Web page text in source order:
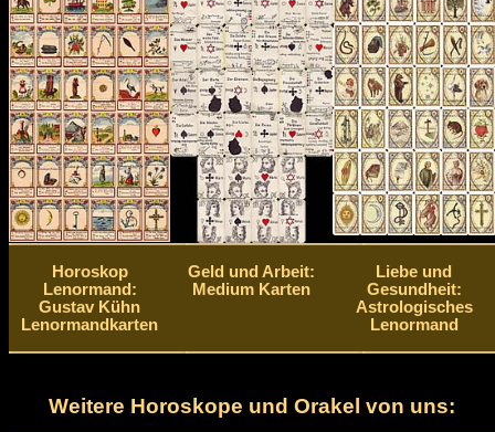
Horoskop
Lenormand:
Gustav Kühn
Lenormandkarten
Geld und Arbeit:
Medium Karten
Liebe und
Gesundheit:
Astrologisches
Lenormand
Weitere Horoskope und Orakel von uns: